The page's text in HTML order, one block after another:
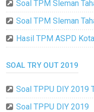
Soal TPM Sleman
Soal TPM Sleman
Hasil TPM ASPD
SOAL TRY OUT 2019
Soal TPPU DIY 2019
Soal TPPU DIY 2019